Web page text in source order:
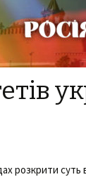
розкрити суть